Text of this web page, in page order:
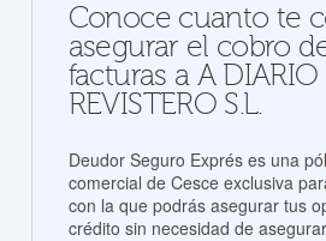
Conoce cuanto te
asegurar el cobro
facturas a A DIARIO
REVISTERO S.L.
Deudor Seguro Exprés es una
comercial de Cesce exclusiva
con la que podrás asegurar tus
crédito sin necesidad de